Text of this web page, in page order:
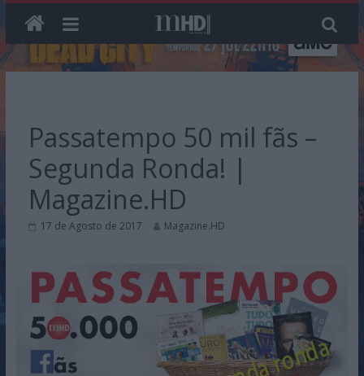
Passatempo 50 mil fãs –
Segunda Ronda! |
Magazine.HD
17 de Agosto de 2017 Magazine.HD